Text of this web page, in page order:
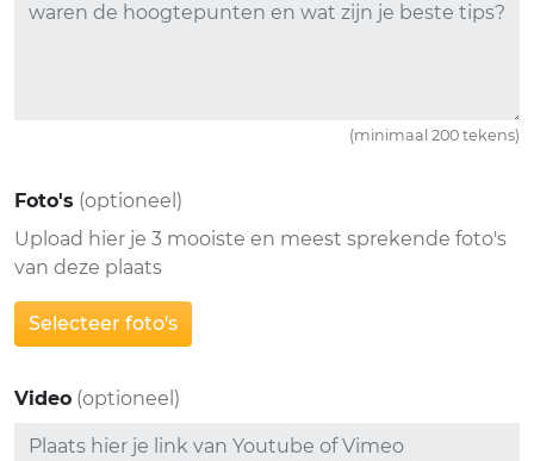
(minimaal 200 tekens)
Foto's (optioneel)
Upload hier je 3 mooiste en meest sprekende foto's
van deze plaats
Selecteer foto's
Video (optioneel)